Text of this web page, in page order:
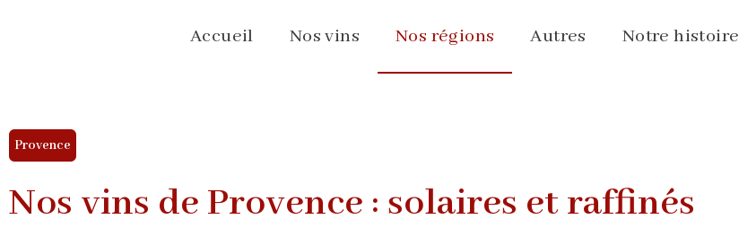
Accueil Nos vins Nos régions Autres Notre histoire
Provence
Nos vins de Provence : solaires et raffinés